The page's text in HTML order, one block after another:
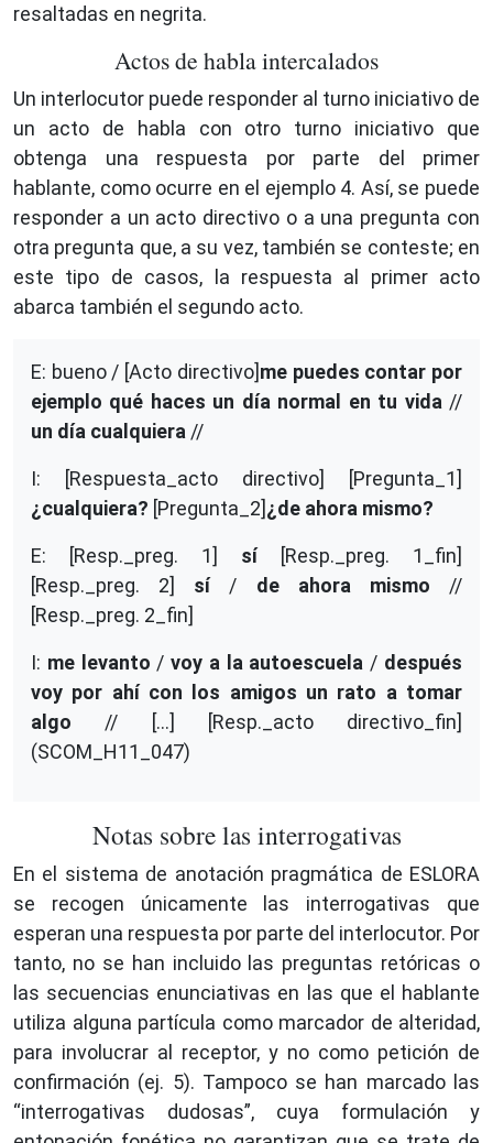
resaltadas en negrita.
Actos de habla intercalados
Un interlocutor puede responder al turno iniciativo de
un acto de habla con otro turno iniciativo que
obtenga una respuesta por parte del primer
hablante, como ocurre en el ejemplo 4. Así, se puede
responder a un acto directivo o a una pregunta con
otra pregunta que, a su vez, también se conteste; en
este tipo de casos, la respuesta al primer acto
abarca también el segundo acto.
E: bueno / [Acto directivo]me puedes contar por
ejemplo qué haces un día normal en tu vida //
un día cualquiera //
I: [Respuesta_acto directivo] [Pregunta_1]
¿cualquiera? [Pregunta_2]¿de ahora mismo?
E: [Resp._preg. 1] sí
[Resp._preg. 1_fin]
[Resp._preg. 2] sí/ de ahora mismo //
[Resp._preg. 2_fin]
I: me levanto /voy a la autoescuela / después
voy por ahí con los amigos un rato a tomar
algo // […] [Resp._acto directivo_fin]
(SCOM_H11_047)
Notas sobre las interrogativas
En el sistema de anotación pragmática de ESLORA
se recogen únicamente las interrogativas que
esperan una respuesta por parte del interlocutor. Por
tanto, no se han incluido las preguntas retóricas o
las secuencias enunciativas en las que el hablante
utiliza alguna partícula como marcador de alteridad,
para involucrar al receptor, y no como petición de
confirmación (ej. 5). Tampoco se han marcado las
“interrogativas dudosas”, cuya formulación y